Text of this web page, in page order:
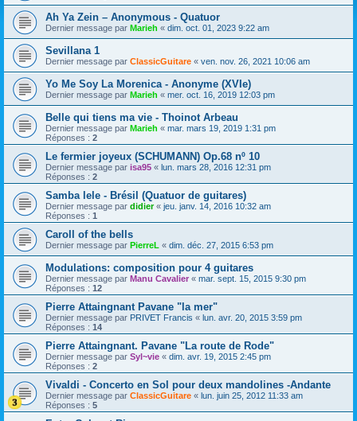
Ah Ya Zein – Anonymous - Quatuor
Dernier message par Marieh « dim. oct. 01, 2023 9:22 am
Sevillana 1
Dernier message par ClassicGuitare « ven. nov. 26, 2021 10:06 am
Yo Me Soy La Morenica - Anonyme (XVIe)
Dernier message par Marieh « mer. oct. 16, 2019 12:03 pm
Belle qui tiens ma vie - Thoinot Arbeau
Dernier message par Marieh « mar. mars 19, 2019 1:31 pm
Réponses : 2
Le fermier joyeux (SCHUMANN) Op.68 nº 10
Dernier message par isa95 « lun. mars 28, 2016 12:31 pm
Réponses : 2
Samba lele - Brésil (Quatuor de guitares)
Dernier message par didier« jeu. janv. 14, 2016 10:32 am
Réponses : 1
Caroll of the bells
Dernier message par PierreL « dim. déc. 27, 2015 6:53 pm
Modulations: composition pour 4 guitares
Dernier message par Manu Cavalier « mar. sept. 15, 2015 9:30 pm
Réponses : 12
Pierre Attaingnant Pavane "la mer"
Dernier message par PRIVET Francis « lun. avr. 20, 2015 3:59 pm
Réponses : 14
Pierre Attaingnant. Pavane "La route de Rode"
Dernier message par Syl~vie « dim. avr. 19, 2015 2:45 pm
Réponses : 2
Vivaldi - Concerto en Sol pour deux mandolines -Andante
Dernier message par ClassicGuitare « lun. juin 25, 2012 11:33 am
Réponses : 5